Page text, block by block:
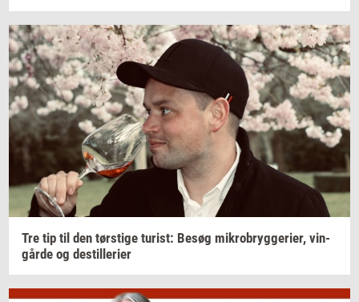
Tre tip til den tørsti­ge turist: Besøg mi­kro­bryg­ge­ri­er, vin­
går­de og destil­le­ri­er